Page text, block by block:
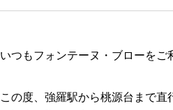
いつもフォンテーヌ・ブローをご
この度、強羅駅から桃源台まで直